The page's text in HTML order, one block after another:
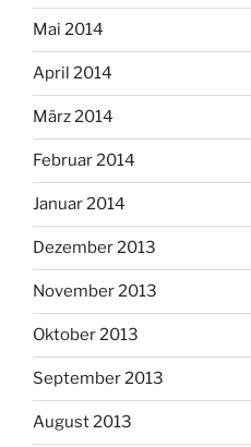
Mai 2014
April 2014
März 2014
Februar 2014
Januar 2014
Dezember 2013
November 2013
Oktober 2013
September 2013
August 2013